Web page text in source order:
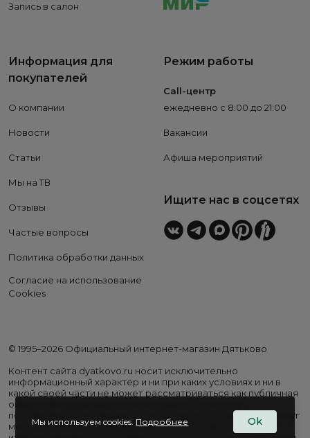
Запись в салон
Информация для
покупателей
О компании
Новости
Статьи
Мы на ТВ
Отзывы
Частые вопросы
Политика обработки данных
Согласие на использование
Cookies
Режим работы
Call-центр
ежедневно с 8:00 до 21:00
Вакансии
Афиша мероприятий
Ищите нас в соцсетях
© 1995–2026 Официальный интернет-магазин Дятьково
Контент сайта dyatkovo.ru носит исключительно
информационный характер и ни при каких условиях и ни в
какой своей части не может рассматриваться как публичная
оферта. Внешний вид, комплектация и стоимость
поставляемой продукции, а также перечень сервисных услуг
могут отличаться от представленных на сайте. Цены на
Мы используем cookies. Подробнее Ok